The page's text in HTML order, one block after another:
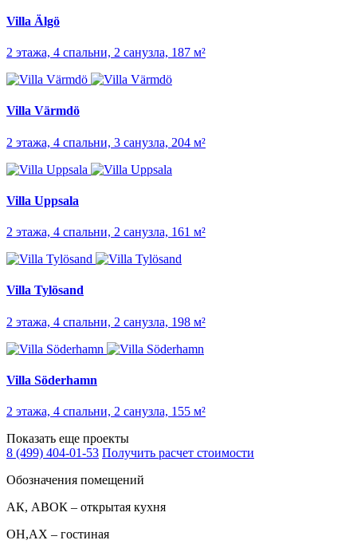
Villa Älgö
2 этажа, 4 спальни, 2 санузла, 187 м²
Villa Värmdö
2 этажа, 4 спальни, 3 санузла, 204 м²
Villa Uppsala
2 этажа, 4 спальни, 2 санузла, 161 м²
Villa Tylösand
2 этажа, 4 спальни, 2 санузла, 198 м²
Villa Söderhamn
2 этажа, 4 спальни, 2 санузла, 155 м²
Показать еще проекты
8 (499) 404-01-53 Получить расчет стоимости
Обозначения помещений
АК, АВОК – открытая кухня
ОН,AX – гостиная